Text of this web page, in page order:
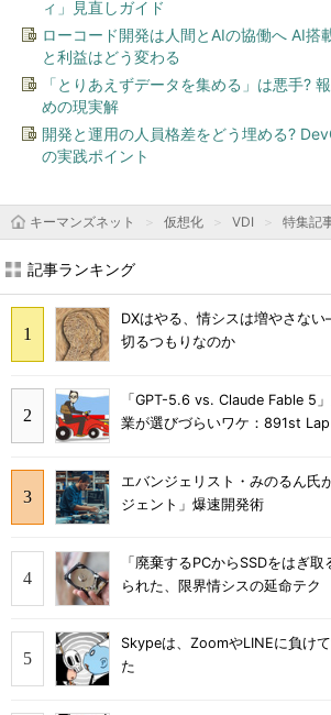
ィ」見直しガイド
ローコード開発は人間とAIの協働へ AI搭
と利益はどう変わる
「とりあえずデータを集める」は悪手?
めの現実解
開発と運用の人員格差をどう埋める?
の実践ポイント
キーマンズネット 仮想化 VDI 特集記
記事ランキング
DXはやる、情シスは増やさな
切るつもりなのか
「GPT-5.6 vs. Claude Fable 5
業が選びづらいワケ：891st Lap
エバンジェリスト・みのるん
ジェント」爆速開発術
「廃棄するPCからSSDをはぎ
られた、限界情シスの延命テク
Skypeは、ZoomやLINEに負け
た